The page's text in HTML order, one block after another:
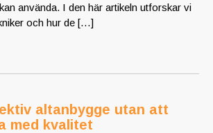
använda. I den här artikeln utforskar vi
och hur de […]
altanbygge utan att
med kvalitet